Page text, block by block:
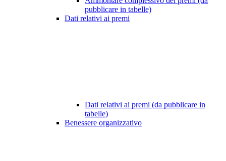
pubblicare in tabelle)
Dati relativi ai premi
Dati relativi ai premi (da pubblicare in
tabelle)
Benessere organizzativo